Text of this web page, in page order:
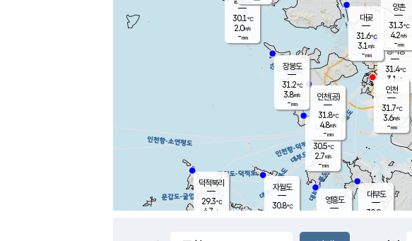
무의도
30.5℃
2.7m/s
-mm
영흥도
30.1℃
2.0m/s
-mm
자월도
30.8℃
장봉도
31.2℃
3.8m/s
-mm
대부도
30.9
경서동
31.4℃
3.1 m/s
-mm
대곶
31.6℃
3.1 m/s
-mm
양촌
31.3℃
4.2m/s
-mm
덕적북리
29.3℃
4.7 m/s
인천(공)
31.8℃
4.8m/s
-mm
인천
31.7℃
3.6m/s
-mm